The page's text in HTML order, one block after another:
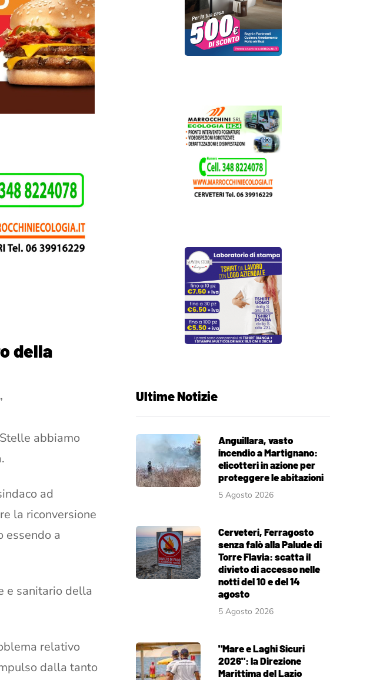
della
abbiamo
ad
la riconversione
essendo a
e sanitario della
relativo
dalla tanto
Ultime Notizie
Anguillara, vasto
incendio a Martignano:
elicotteri in azione per
proteggere le abitazioni
5 Agosto 2026
Cerveteri, Ferragosto
senza falò alla Palude di
Torre Flavia: scatta il
divieto di accesso nelle
notti del 10 e del 14
agosto
5 Agosto 2026
"Mare e Laghi Sicuri
2026": la Direzione
Marittima del Lazio